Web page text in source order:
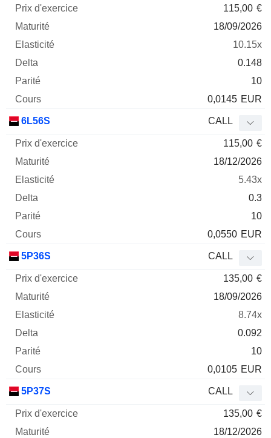
115,00 €
18/09/2026
10.15x
0.148
10
0,0145 EUR
6L56S CALL
115,00 €
18/12/2026
5.43x
0.3
10
0,0550 EUR
5P36S CALL
135,00 €
18/09/2026
8.74x
0.092
10
0,0105 EUR
5P37S CALL
135,00 €
18/12/2026